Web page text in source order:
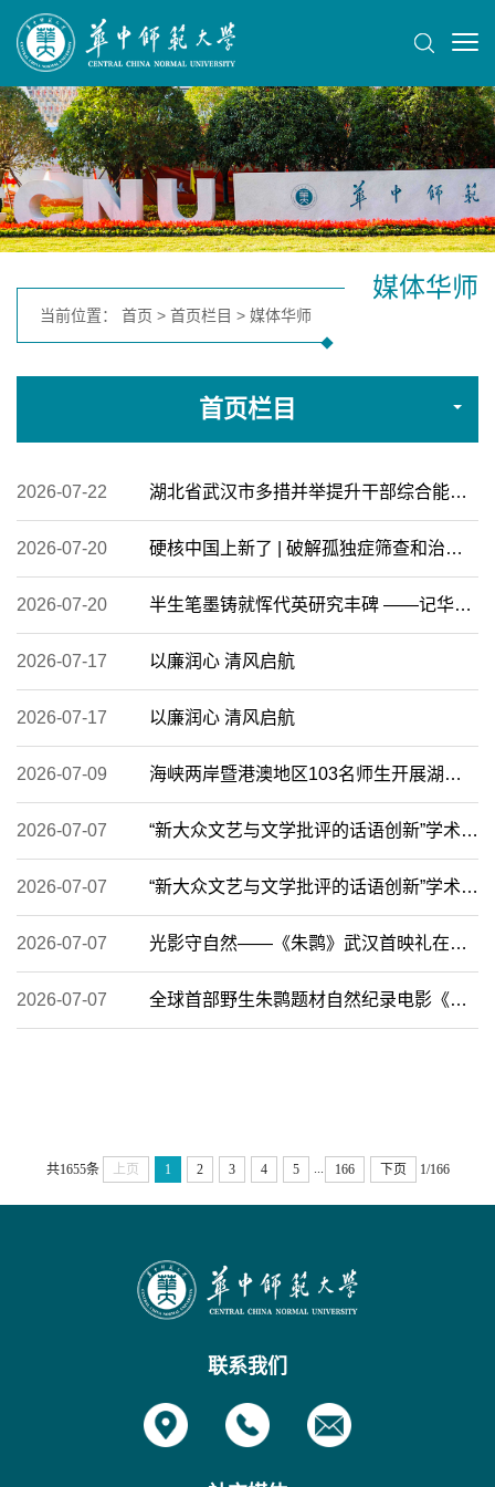
媒体华师
当前位置： 首页 > 首页栏目 > 媒体华师
首页栏目
2026-07-22 湖北省武汉市多措并举提升干部综合能力素质 锻造干事创业“铁肩膀”
2026-07-20 硬核中国上新了 | 破解孤独症筛查和治疗难题 湖北方案来了
2026-07-20 半生笔墨铸就恽代英研究丰碑 ——记华中师范大学教授李良明
2026-07-17 以廉润心 清风启航
2026-07-17 以廉润心 清风启航
2026-07-09 海峡两岸暨港澳地区103名师生开展湖北支教
2026-07-07 “新大众文艺与文学批评的话语创新”学术研讨在武汉召开
2026-07-07 “新大众文艺与文学批评的话语创新”学术研讨会暨中国文学批评研究会2026...
2026-07-07 光影守自然——《朱鹮》武汉首映礼在华中师大举办
2026-07-07 全球首部野生朱鹮题材自然纪录电影《朱鹮》在汉举行首映礼
共1655条 上页 1 2 3 4 5 166 下页 1/166
联系我们